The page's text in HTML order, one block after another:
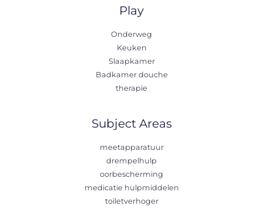
Play
Onderweg
Keuken
Slaapkamer
Badkamer douche
therapie
Subject Areas
meetapparatuur
drempelhulp
oorbescherming
medicatie hulpmiddelen
toiletverhoger